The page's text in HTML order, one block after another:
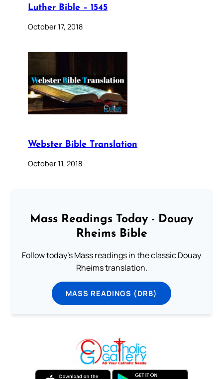
Luther Bible – 1545
October 17, 2018
Webster Bible Translation
October 11, 2018
Mass Readings Today - Douay
Rheims Bible
Follow today's Mass readings in the classic Douay
Rheims translation.
MASS READINGS (DRB)